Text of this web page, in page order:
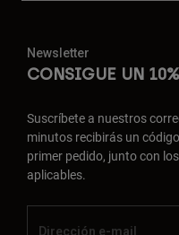
Newsletter
CONSIGUE UN
Suscríbete a nuestros
minutos recibirás un
primer pedido, junto con
aplicables.